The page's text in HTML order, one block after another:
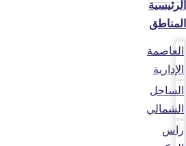
الرئيسية
المناطق
العاصمة
الإدارية
الساحل
الشمالي
راس